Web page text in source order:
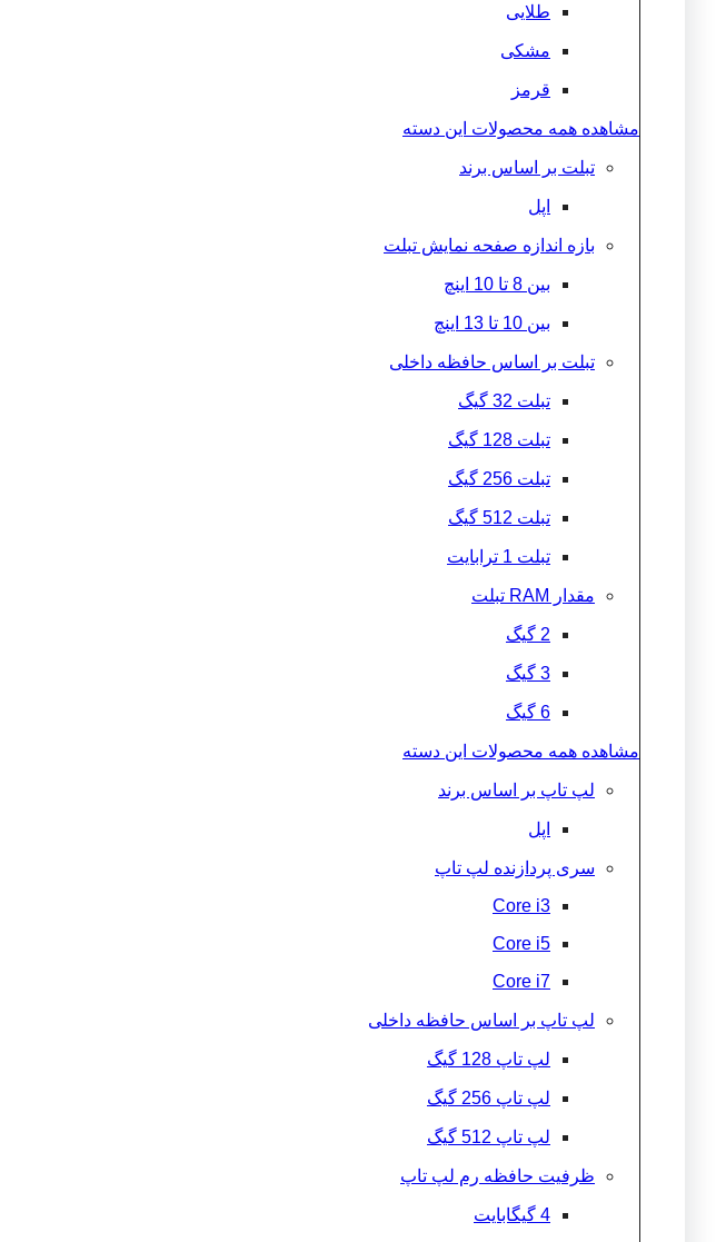
طلایی
مشکی
قرمز
مشاهده همه محصولات این دسته
تبلت بر اساس برند
اپل
بازه اندازه صفحه نمایش تبلت
بین 8 تا 10 اینچ
بین 10 تا 13 اینچ
تبلت بر اساس حافظه داخلی
تبلت 32 گیگ
تبلت 128 گیگ
تبلت 256 گیگ
تبلت 512 گیگ
تبلت 1 ترابایت
مقدار RAM تبلت
2 گیگ
3 گیگ
6 گیگ
مشاهده همه محصولات این دسته
لپ تاپ بر اساس برند
اپل
سری پردازنده لپ تاپ
Core i3
Core i5
Core i7
لپ تاپ بر اساس حافظه داخلی
لپ تاپ 128 گیگ
لپ تاپ 256 گیگ
لپ تاپ 512 گیگ
ظرفیت حافظه رم لپ تاپ
4 گیگابایت